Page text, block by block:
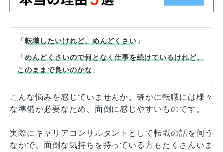
「転職したいけれど、めんどくさい 」
「めんどくさいので何となく仕事を続けているけれど、
このままで良いのかな 」
こんな悩みを感じていませんか。確かに転職には様々
な準備が必要なため、面倒に感じやすいものです。
実際にキャリアコンサルタントとして転職の話を伺う
なかで、面倒な気持ちを持っている方もたくさんいま